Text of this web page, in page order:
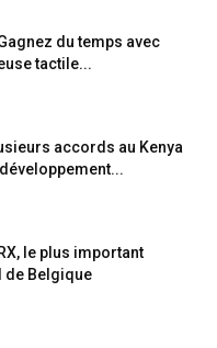
du temps avec
tactile...
accords au Kenya
le plus important
de Belgique